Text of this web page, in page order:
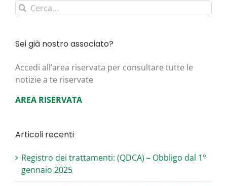
Cerca
per:
Sei già nostro associato?
Acce­di all’area riser­va­ta per con­sul­ta­re tut­te le
noti­zie a te riservate
AREA RISERVATA
Articoli recenti
Registro dei trattamenti: (QDCA) – Obbligo dal 1°
gennaio 2025